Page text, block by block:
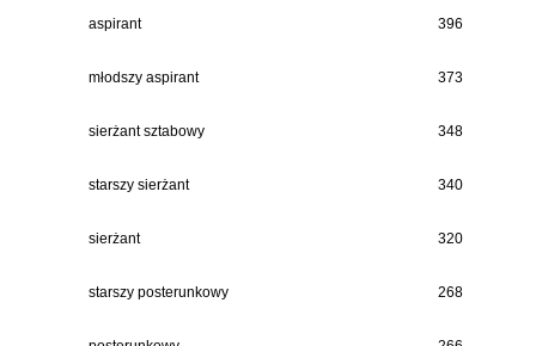
aspirant 396
młodszy aspirant 373
sierżant sztabowy 348
starszy sierżant 340
sierżant 320
starszy posterunkowy 268